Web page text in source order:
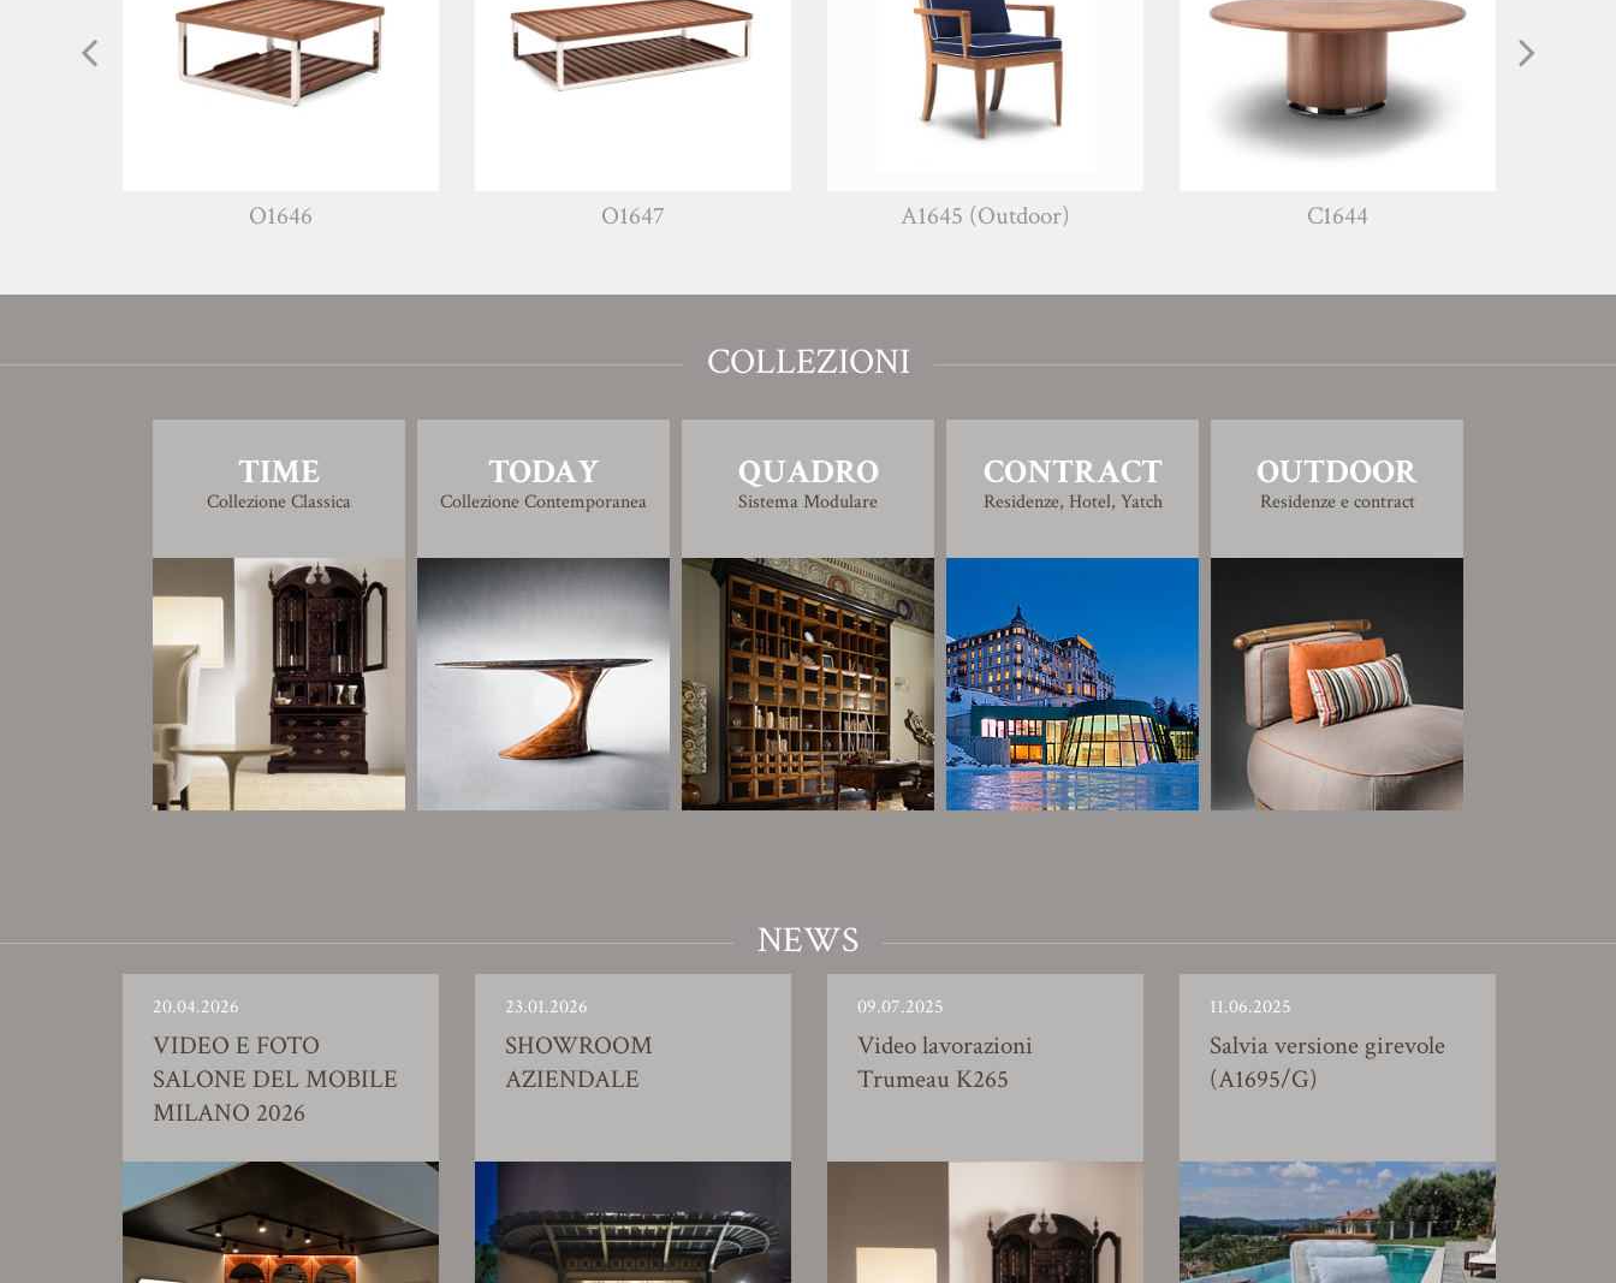
O1646 O1647 A1645 (Outdoor) C1644
COLLEZIONI
TIME
Collezione Classica
TODAY
Collezione Contemporanea
QUADRO
Sistema Modulare
CONTRACT
Residenze, Hotel, Yatch
OUTDOOR
Residenze e contract
NEWS
20.04.2026
VIDEO E FOTO
SALONE DEL MOBILE
MILANO 2026
23.01.2026
SHOWROOM
AZIENDALE
09.07.2025
Video lavorazioni
Trumeau K265
11.06.2025
Salvia versione girevole
(A1695/G)